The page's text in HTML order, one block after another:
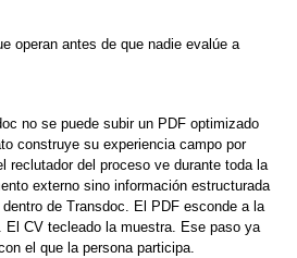
operan antes de que nadie evalúe a
no se puede subir un PDF optimizado
construye su experiencia campo por
reclutador del proceso ve durante toda la
externo sino información estructurada
de Transdoc. El PDF esconde a la
El CV tecleado la muestra. Ese paso ya
el que la persona participa.